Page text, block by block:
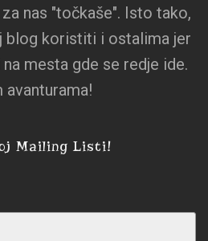
nas "točkaše". Isto tako,
blog koristiti i ostalima jer
mesta gde se redje ide.
Mailing Listi!